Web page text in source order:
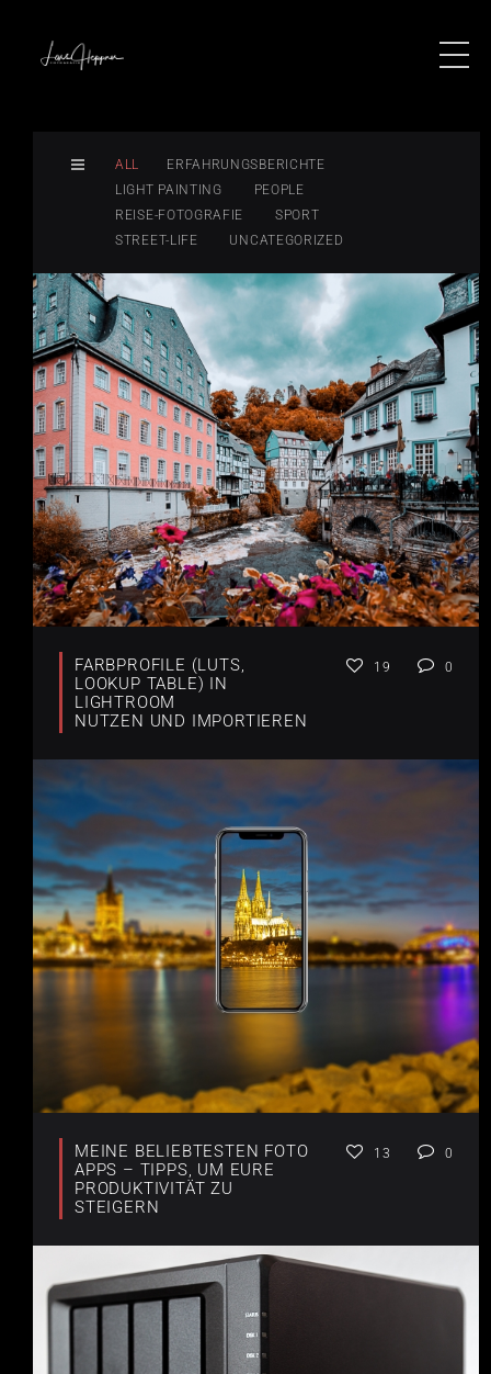
ALL
ERFAHRUNGSBERICHTE
LIGHT PAINTING
PEOPLE
REISE-FOTOGRAFIE
SPORT
STREET-LIFE
UNCATEGORIZED
FARBPROFILE (LUTS,
LOOKUP TABLE) IN
LIGHTROOM
NUTZEN UND IMPORTIEREN
19 0
MEINE BELIEBTESTEN FOTO
APPS – TIPPS, UM EURE
PRODUKTIVITÄT ZU
STEIGERN
13 0